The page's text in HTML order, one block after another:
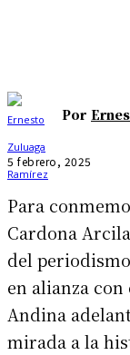
Por
5 febrero, 2025
Para
Cardona
del
en alianza
Andina
mirada a la